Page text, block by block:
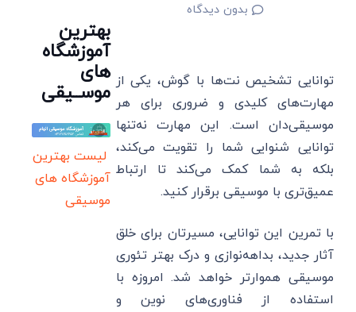
بدون دیدگاه
توانایی تشخیص نت‌ها با گوش، یکی از
مهارت‌های کلیدی و ضروری برای هر
موسیقی‌دان است. این مهارت نه‌تنها
توانایی شنوایی شما را تقویت می‌کند،
بلکه به شما کمک می‌کند تا ارتباط
عمیق‌تری با موسیقی برقرار کنید.
با تمرین این توانایی، مسیرتان برای خلق
آثار جدید، بداهه‌نوازی و درک بهتر تئوری
موسیقی هموارتر خواهد شد. امروزه با
استفاده از فناوری‌های نوین و
بهترین
آموزشگاه
های
موســیقی
لیست بهترین
آموزشگاه های
موسیقی
سایت آموزش
آهنگسازی و
تنظیم